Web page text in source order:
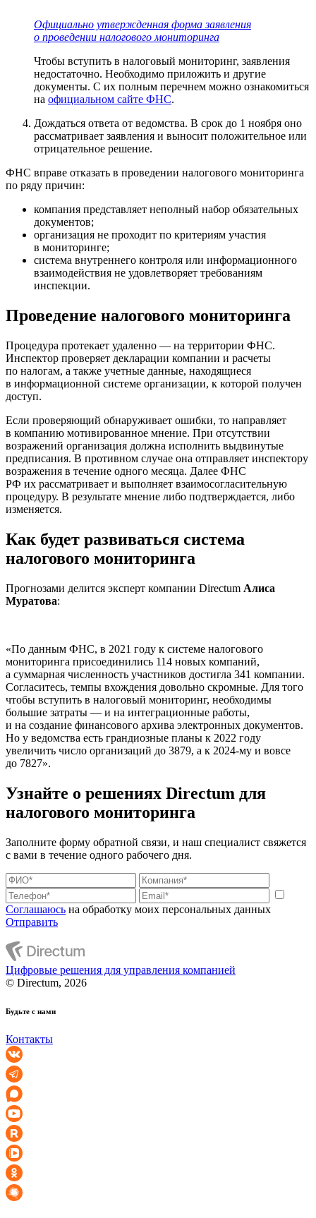
Официально утвержденная форма заявления
о проведении налогового мониторинга
Чтобы вступить в налоговый мониторинг, заявления
недостаточно. Необходимо приложить и другие
документы. С их полным перечнем можно ознакомиться
на официальном сайте ФНС.
Дождаться ответа от ведомства. В срок до 1 ноября оно
рассматривает заявления и выносит положительное или
отрицательное решение.
ФНС вправе отказать в проведении налогового мониторинга
по ряду причин:
компания представляет неполный набор обязательных
документов;
организация не проходит по критериям участия
в мониторинге;
система внутреннего контроля или информационного
взаимодействия не удовлетворяет требованиям
инспекции.
Проведение налогового мониторинга
Процедура протекает удаленно — на территории ФНС.
Инспектор проверяет декларации компании и расчеты
по налогам, а также учетные данные, находящиеся
в информационной системе организации, к которой получен
доступ.
Если проверяющий обнаруживает ошибки, то направляет
в компанию мотивированное мнение. При отсутствии
возражений организация должна исполнить выдвинутые
предписания. В противном случае она отправляет инспектору
возражения в течение одного месяца. Далее ФНС
РФ их рассматривает и выполняет взаимосогласительную
процедуру. В результате мнение либо подтверждается, либо
изменяется.
Как будет развиваться система
налогового мониторинга
Прогнозами делится эксперт компании Directum Алиса
Муратова:
«По данным ФНС, в 2021 году к системе налогового
мониторинга присоединились 114 новых компаний,
а суммарная численность участников достигла 341 компании.
Согласитесь, темпы вхождения довольно скромные. Для того
чтобы вступить в налоговый мониторинг, необходимы
большие затраты — и на интеграционные работы,
и на создание финансового архива электронных документов.
Но у ведомства есть грандиозные планы к 2022 году
увеличить число организаций до 3879, а к 2024-му и вовсе
до 7827».
Узнайте о решениях Directum для
налогового мониторинга
Заполните форму обратной связи, и наш специалист свяжется
с вами в течение одного рабочего дня.
Соглашаюсь на обработку моих персональных данных
Отправить
Цифровые решения для управления компанией
© Directum, 2026
Будьте с нами
Контакты